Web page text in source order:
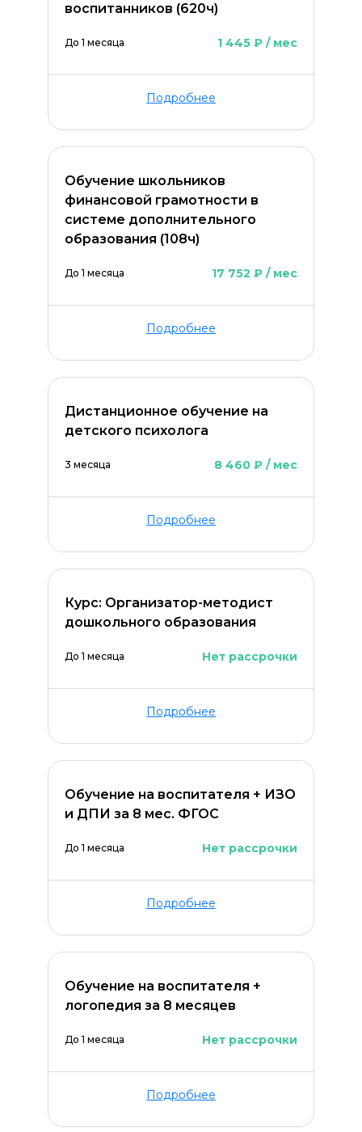
воспитанников (620ч)
До 1 месяца 1 445 ₽ / мес
Подробнее
Обучение школьников
финансовой грамотности в
системе дополнительного
образования (108ч)
До 1 месяца 17 752 ₽ / мес
Подробнее
Дистанционное обучение на
детского психолога
3 месяца 8 460 ₽ / мес
Подробнее
Курс: Организатор-методист
дошкольного образования
До 1 месяца Нет рассрочки
Подробнее
Обучение на воспитателя + ИЗО
и ДПИ за 8 мес. ФГОС
До 1 месяца Нет рассрочки
Подробнее
Обучение на воспитателя +
логопедия за 8 месяцев
До 1 месяца Нет рассрочки
Подробнее